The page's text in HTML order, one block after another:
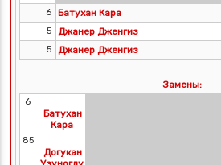
6
Батухан Кара
5
Джанер Дженгиз
5
Джанер Дженгиз
Замены:
6
Батухан
Кара
85
Догукан